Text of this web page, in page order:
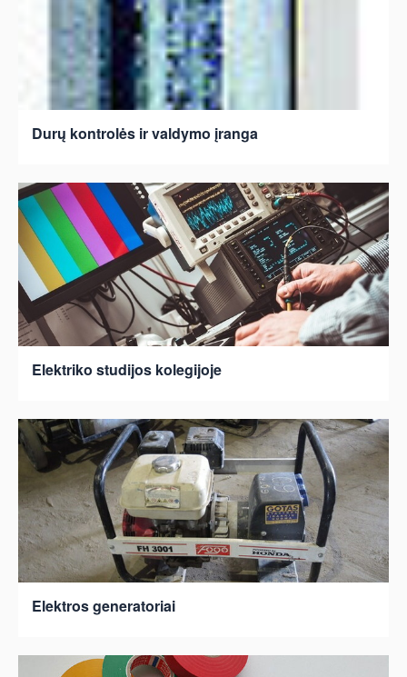
Durų kontrolės ir valdymo įranga
Elektriko studijos kolegijoje
Elektros generatoriai